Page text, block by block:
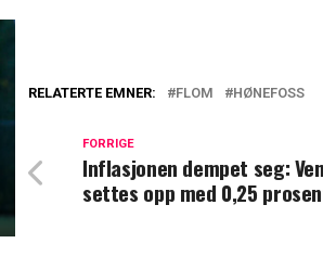
RELATERTE EMNER: FLOM HØNEFOSS
FORRIGE
Inflasjonen dempet seg:
settes opp med 0,25